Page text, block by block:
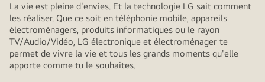
La vie est pleine d'envies. Et la technologie LG sait comment
les réaliser. Que ce soit en téléphonie mobile, appareils
électroménagers, produits informatiques ou le rayon
TV/Audio/Vidéo, LG électronique et électroménager te
permet de vivre la vie et tous les grands moments qu'elle
apporte comme tu le souhaites.